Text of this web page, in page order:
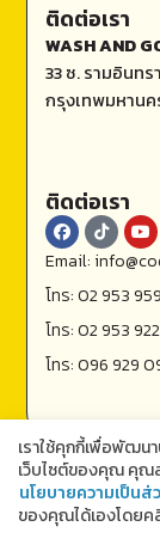
ติดต่อเรา
WASH AND
33 ซ. รามอินท
กรุงเทพมหานค
ติดต่อเรา
Email:
โทร: 02 953
โทร: 02 953
โทร: 096 929
เราใช้คุกกี้เพื่อพัฒน
เว็บไซต์ของคุณ คุณ
นโยบายความเป็นส่
ของคุณได้เองโดยค